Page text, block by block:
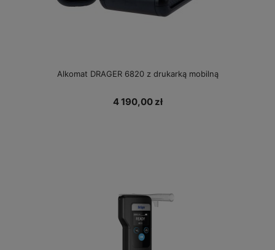
Alkomat DRAGER 6820 z drukarką mobilną
4 190,00 zł